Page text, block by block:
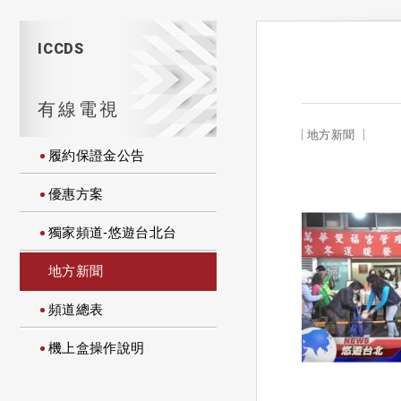
ICCDS
有線電視
履約保證金公告
優惠方案
獨家頻道-悠遊台北台
地方新聞
頻道總表
機上盒操作說明
地方新聞